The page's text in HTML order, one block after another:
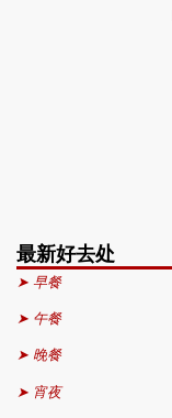
最新好去处
➤ 早餐
➤ 午餐
➤ 晚餐
➤ 宵夜